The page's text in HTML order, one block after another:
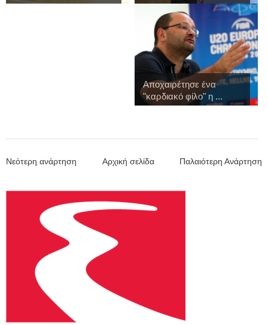
πρ...
Αποχαιρέτησε ένα
"καρδιακό φίλο" η ...
Νεότερη ανάρτηση Παλαιότερη Ανάρτηση
Αρχική σελίδα